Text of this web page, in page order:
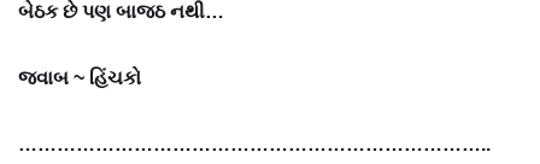
બેઠક છે પણ બાજઠ નથી…
જવાબ ~ હિંચકો
………………………………………………………………..